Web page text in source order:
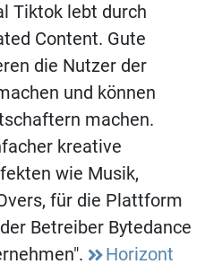
Tiktok lebt durch
Content. Gute
die Nutzer der
und können
machen.
kreative
wie Musik,
für die Plattform
Betreiber Bytedance
Horizont